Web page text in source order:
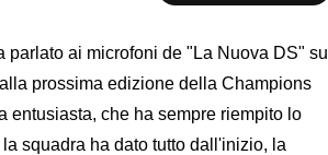
parlato ai microfoni de "La Nuova DS" su
prossima edizione della Champions
entusiasta, che ha sempre riempito lo
squadra ha dato tutto dall'inizio, la